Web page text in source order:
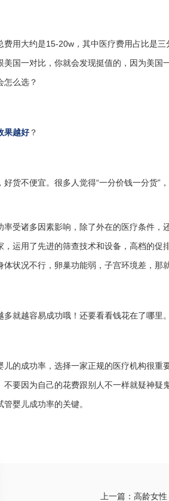
费用大约是15-20w，其中医疗费用占比是
美国一对比，你就会发现挺值的，因为美
怎么选？
果越好？
好货不便宜。很多人觉得“一分价钱一分货”
率受诸多因素影响，除了外在的医疗条件
，运用了先进的筛查技术和设备，高档的
状况不行，卵巢功能弱，子宫环境差，那
就越容易成功哦！还要看看钱花在了哪里。
儿的成功率，选择一家正规的医疗机构很
不要因为自己的花费跟别人不一样就疑神
婴儿成功率的关键。
上一篇：高龄女